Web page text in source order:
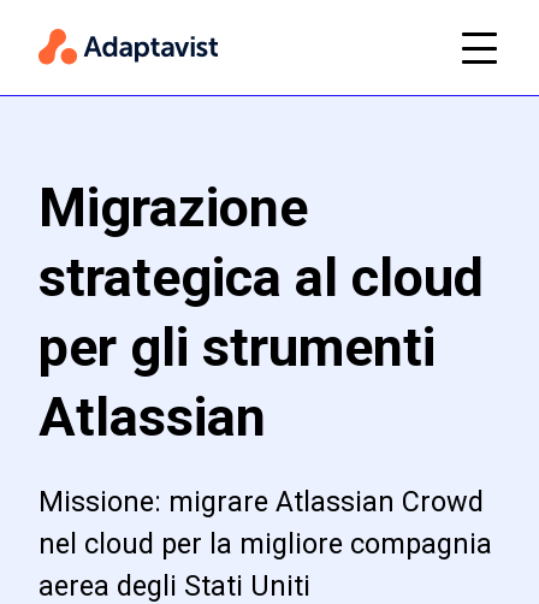
Migrazione
strategica al cloud
per gli strumenti
Atlassian
Missione: migrare Atlassian Crowd
nel cloud per la migliore compagnia
aerea degli Stati Uniti